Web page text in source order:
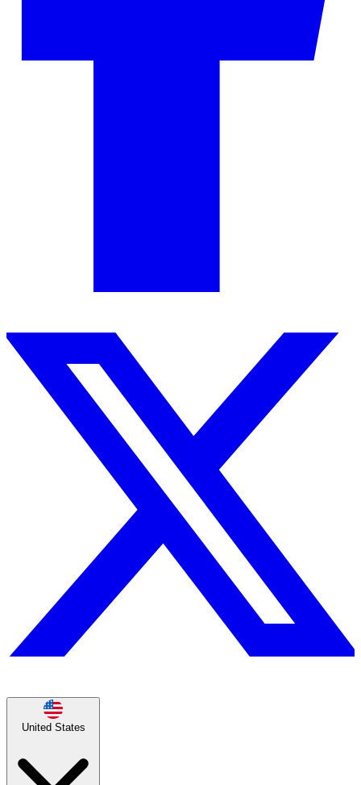
United States